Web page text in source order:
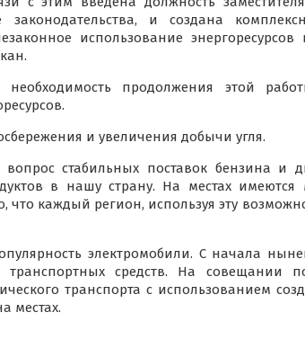
законодательства, и создана
использование
необходимость продолжения этой
и увеличения добычи угля.
стабильных поставок бензина и
в нашу страну. На местах
что каждый регион, используя эту
электромобили. С начала
средств. На совещании
транспорта с использованием
местах.